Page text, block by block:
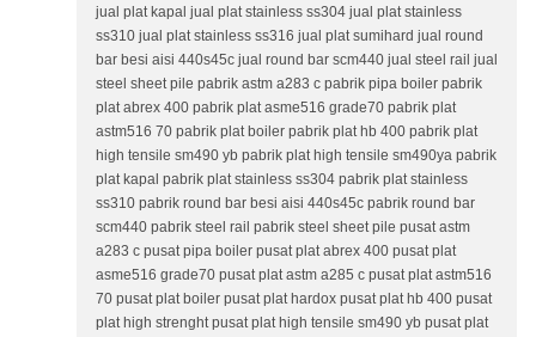
jual plat kapal jual plat stainless ss304 jual plat stainless
ss310 jual plat stainless ss316 jual plat sumihard jual round
bar besi aisi 440s45c jual round bar scm440 jual steel rail jual
steel sheet pile pabrik astm a283 c pabrik pipa boiler pabrik
plat abrex 400 pabrik plat asme516 grade70 pabrik plat
astm516 70 pabrik plat boiler pabrik plat hb 400 pabrik plat
high tensile sm490 yb pabrik plat high tensile sm490ya pabrik
plat kapal pabrik plat stainless ss304 pabrik plat stainless
ss310 pabrik round bar besi aisi 440s45c pabrik round bar
scm440 pabrik steel rail pabrik steel sheet pile pusat astm
a283 c pusat pipa boiler pusat plat abrex 400 pusat plat
asme516 grade70 pusat plat astm a285 c pusat plat astm516
70 pusat plat boiler pusat plat hardox pusat plat hb 400 pusat
plat high strenght pusat plat high tensile sm490 yb pusat plat